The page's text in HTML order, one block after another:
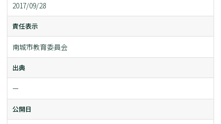
2017/09/28
責任表示
南城市教育委員会
出典
ー
公開日